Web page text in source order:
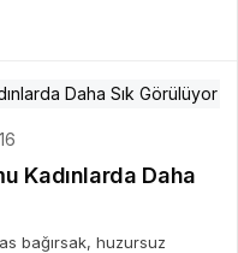
Kadınlarda Daha
bağırsak, huzursuz